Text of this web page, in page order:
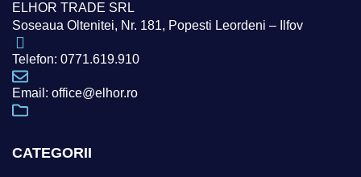
ELHOR TRADE SRL
Soseaua Oltenitei, Nr. 181, Popesti Leordeni – Ilfov
Telefon: 0771.619.910
Email: office@elhor.ro
CATEGORII